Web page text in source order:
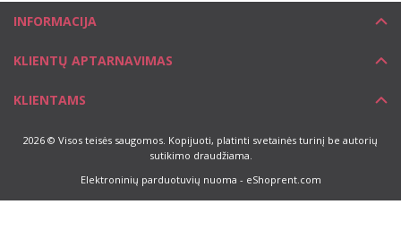
INFORMACIJA
KLIENTŲ APTARNAVIMAS
KLIENTAMS
2026 © Visos teisės saugomos. Kopijuoti, platinti svetainės turinį be autorių
sutikimo draudžiama.
Elektroninių parduotuvių nuoma - eShoprent.com